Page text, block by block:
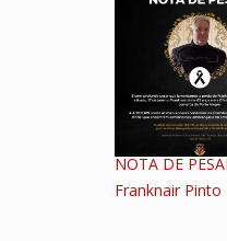
NOTA DE
Franknair Pinto